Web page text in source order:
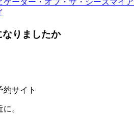
りましたか
約サイト
。